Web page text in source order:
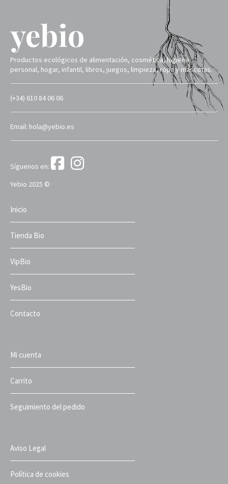
Productos ecológicos de alimentación, cosmética, higiene
personal, hogar, infantil, libros, juegos, limpieza, ropa y mascotas.
(+34) 610 84 06 06
Email: hola@yebio.es
Síguenos en:
Yebio 2025 ©
Inicio
Tienda Bio
VipBio
YesBio
Contacto
Mi cuenta
Carrito
Seguimiento del pedido
Aviso Legal
Política de cookies